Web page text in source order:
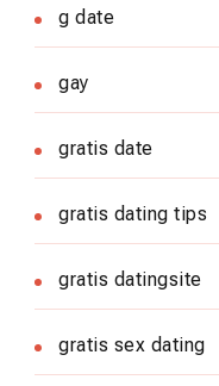
g date
gay
gratis date
gratis dating tips
gratis datingsite
gratis sex dating